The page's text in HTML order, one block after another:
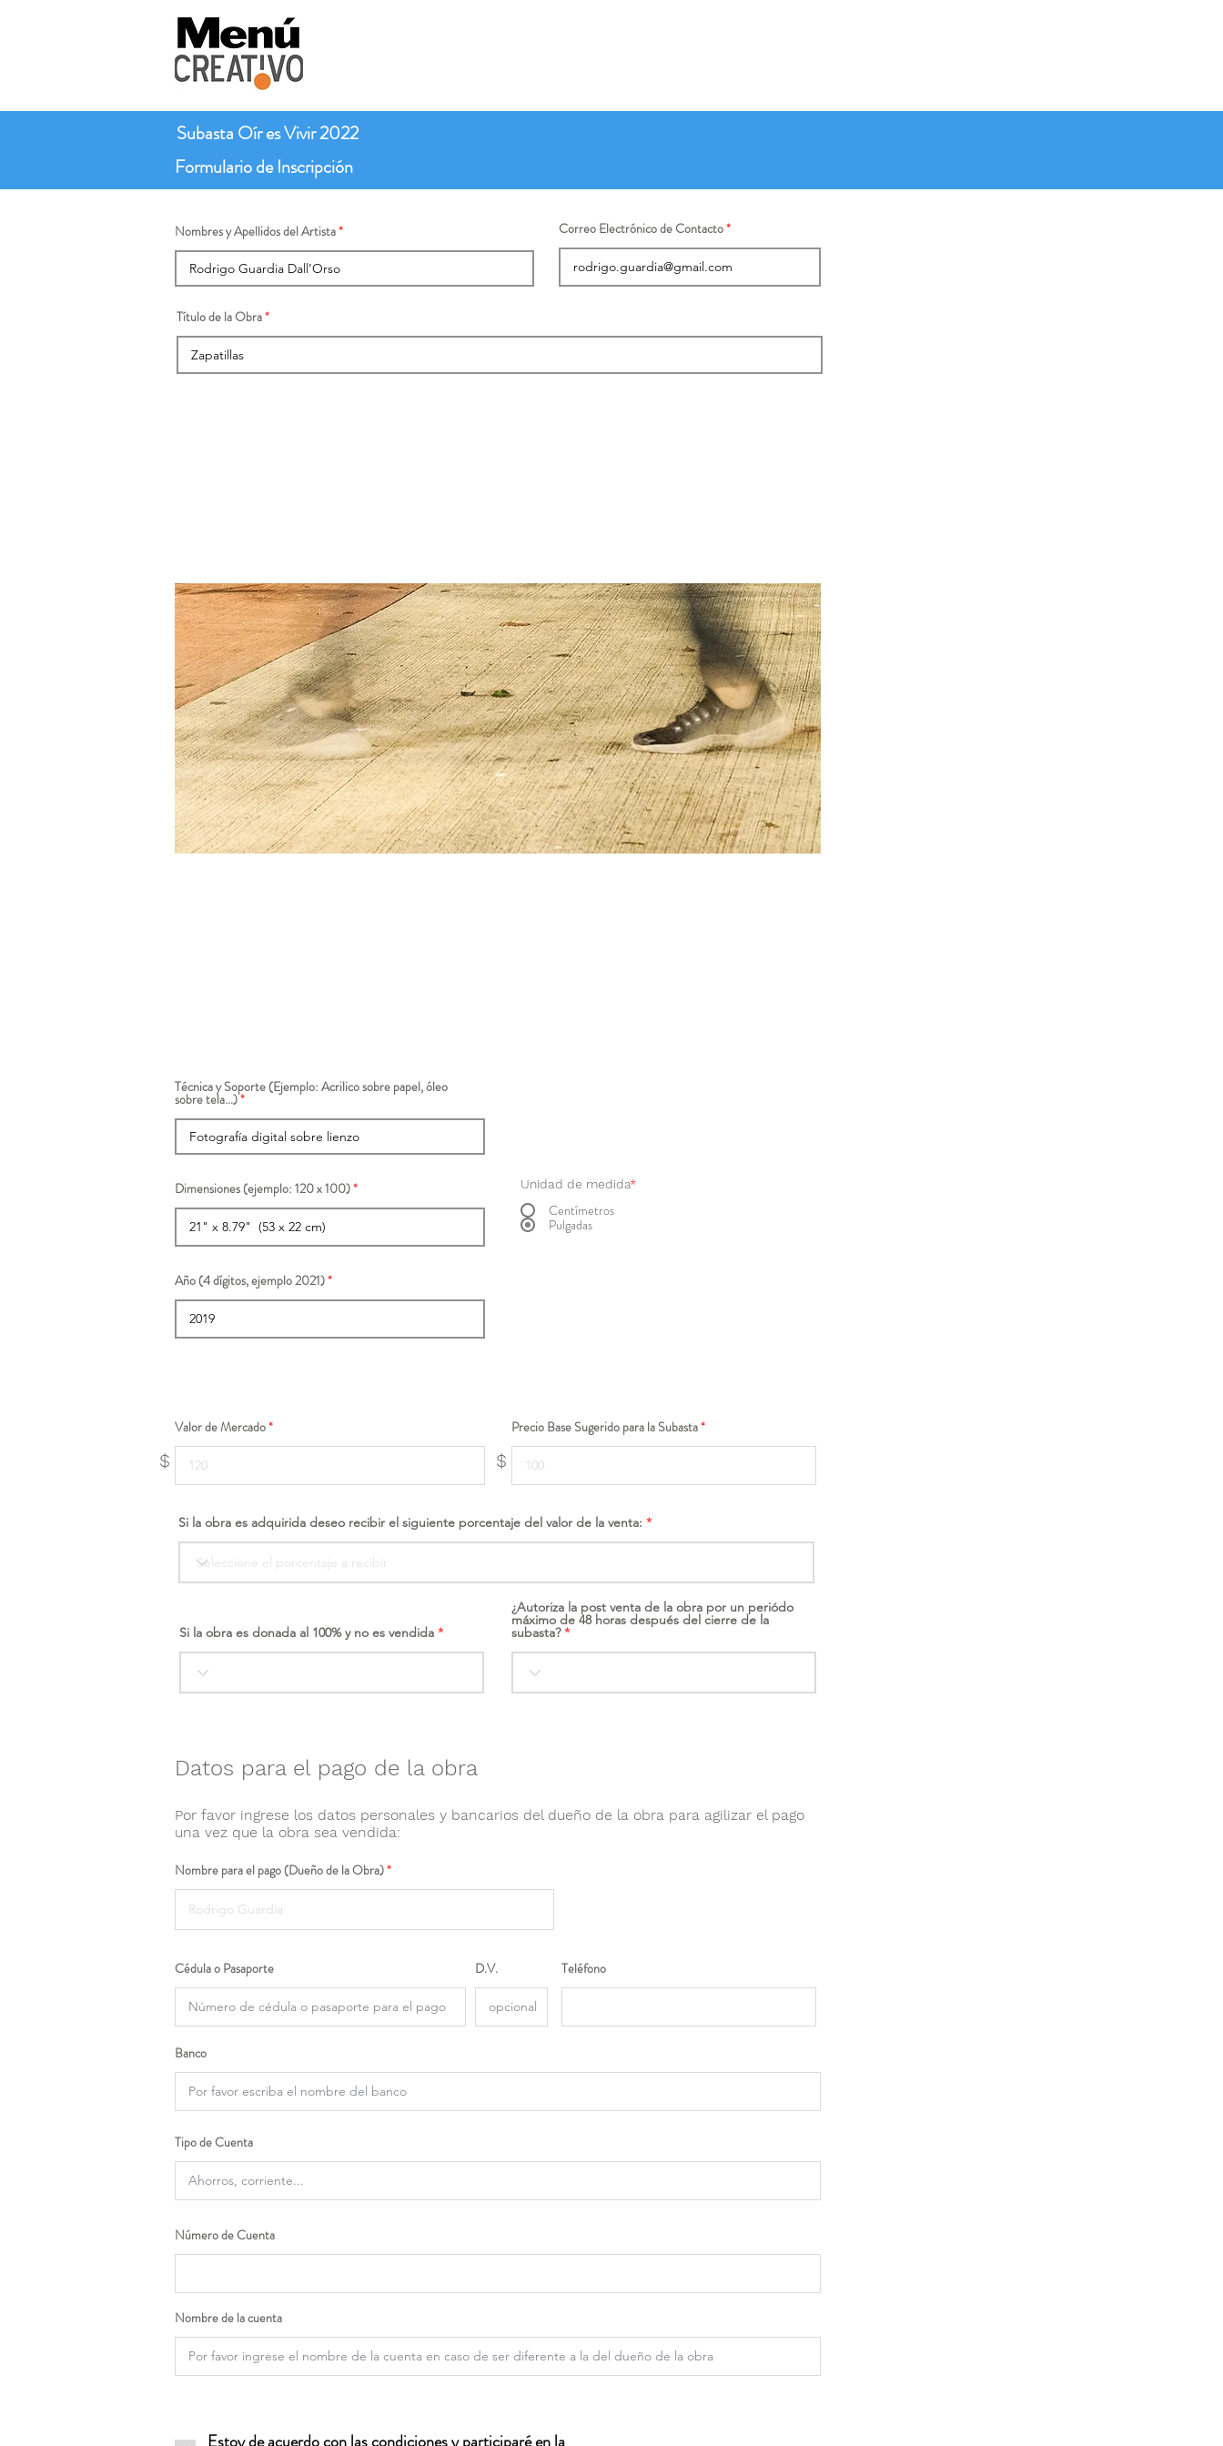
Subasta Oír es Vivir 2022
Formulario de Inscripción
Nombres y Apellidos del Artista Correo Electrónico de Contacto
Título de la Obra
Técnica y Soporte (Ejemplo: Acrilico sobre papel, óleo
sobre tela...)
Dimensiones (ejemplo: 120 x 100) Unidad de medida*
Centímetros
Pulgadas
Año (4 dígitos, ejemplo 2021)
$
Valor de Mercado
$
Precio Base Sugerido para la Subasta
Si la obra es adquirida deseo recibir el siguiente porcentaje del valor de la venta:
Si la obra es donada al 100% y no es vendida
¿Autoriza la post venta de la obra por un periódo
máximo de 48 horas después del cierre de la
subasta?
Datos para el pago de la obra
Por favor ingrese los datos personales y bancarios del dueño de la obra para agilizar el pago
una vez que la obra sea vendida:
Nombre para el pago (Dueño de la Obra)
Cédula o Pasaporte D.V. Teléfono
Banco
Tipo de Cuenta
Número de Cuenta
Nombre de la cuenta